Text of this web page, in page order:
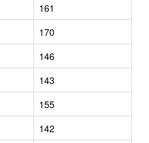
161
170
146
143
155
142